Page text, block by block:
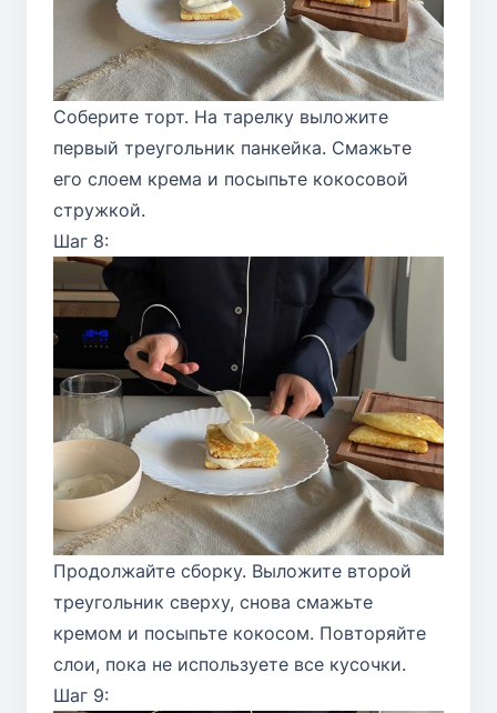
Соберите торт. На тарелку выложите
первый треугольник панкейка. Смажьте
его слоем крема и посыпьте кокосовой
стружкой.
Шаг 8:
Продолжайте сборку. Выложите второй
треугольник сверху, снова смажьте
кремом и посыпьте кокосом. Повторяйте
слои, пока не используете все кусочки.
Шаг 9: